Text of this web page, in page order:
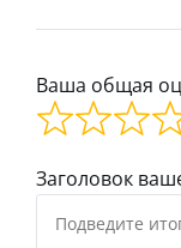
Ваша общая
Заголовок